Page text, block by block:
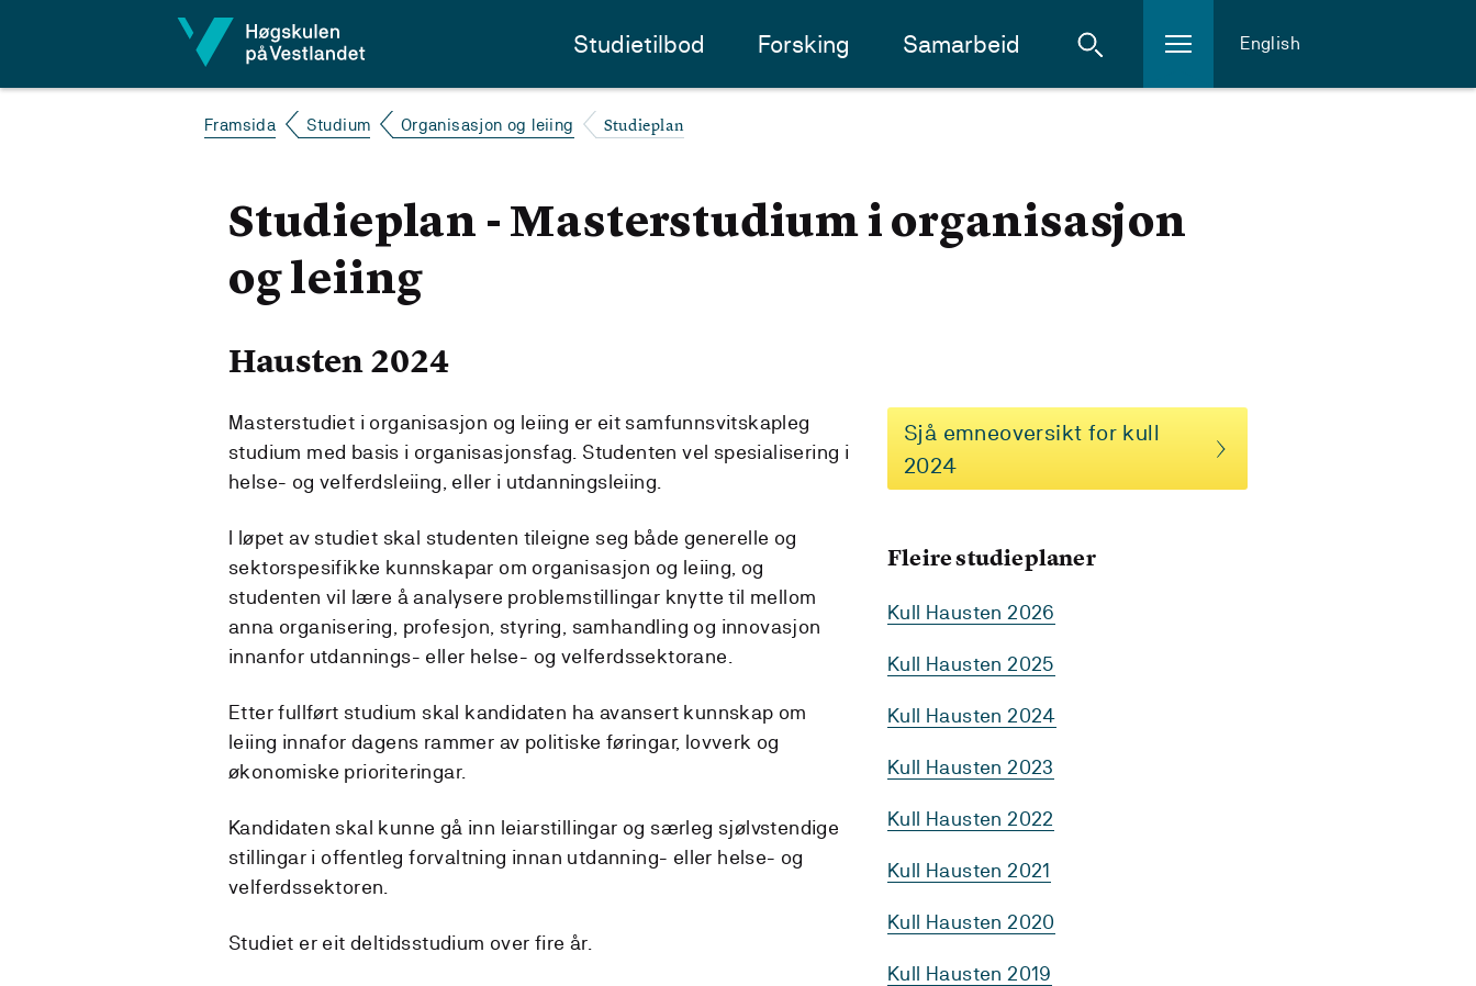
Studietilbod Forsking Samarbeid English
Framsida Studium Organisasjon og leiing Studieplan
Studieplan - Masterstudium i organisasjon
og leiing
Hausten 2024
Sjå emneoversikt for kull
2024
Fleire studieplaner
Kull Hausten 2026
Kull Hausten 2025
Kull Hausten 2024
Kull Hausten 2023
Kull Hausten 2022
Kull Hausten 2021
Kull Hausten 2020
Kull Hausten 2019
Masterstudiet i organisasjon og leiing er eit samfunnsvitskapleg
studium med basis i organisasjonsfag. Studenten vel spesialisering i
helse- og velferdsleiing, eller i utdanningsleiing.
I løpet av studiet skal studenten tileigne seg både generelle og
sektorspesifikke kunnskapar om organisasjon og leiing, og
studenten vil lære å analysere problemstillingar knytte til mellom
anna organisering, profesjon, styring, samhandling og innovasjon
innanfor utdannings- eller helse- og velferdssektorane.
Etter fullført studium skal kandidaten ha avansert kunnskap om
leiing innafor dagens rammer av politiske føringar, lovverk og
økonomiske prioriteringar.
Kandidaten skal kunne gå inn leiarstillingar og særleg sjølvstendige
stillingar i offentleg forvaltning innan utdanning- eller helse- og
velferdssektoren.
Studiet er eit deltidsstudium over fire år.